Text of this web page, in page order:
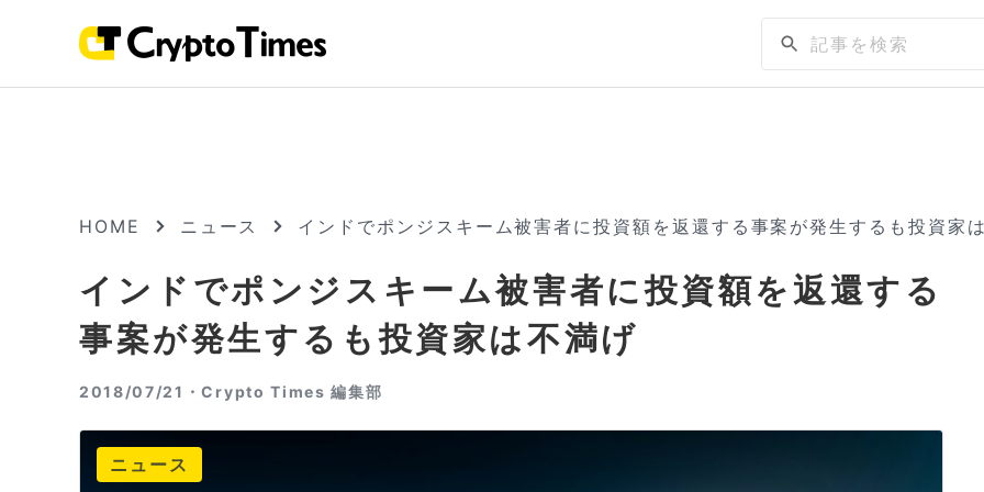
HOME ニュース インドでポンジスキーム被害者に投資額を返還する事案が発生するも投資家
インドでポンジスキーム被害者に投資額を返還する
事案が発生するも投資家は不満げ
2018/07/21・Crypto Times 編集部
ニュース